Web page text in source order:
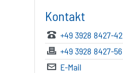
Kontakt
+49 3928 8427-42
+49 3928 8427-56
E-Mail